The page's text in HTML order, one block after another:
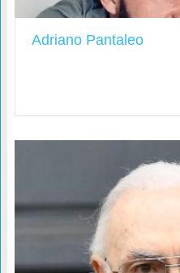
Adriano Pantaleo